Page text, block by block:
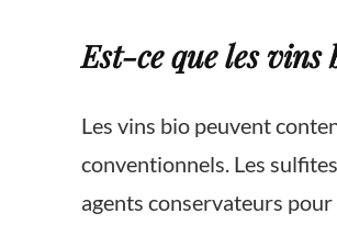
Est-ce que les vins
Les vins bio peuvent
conventionnels. Les
agents conservateurs